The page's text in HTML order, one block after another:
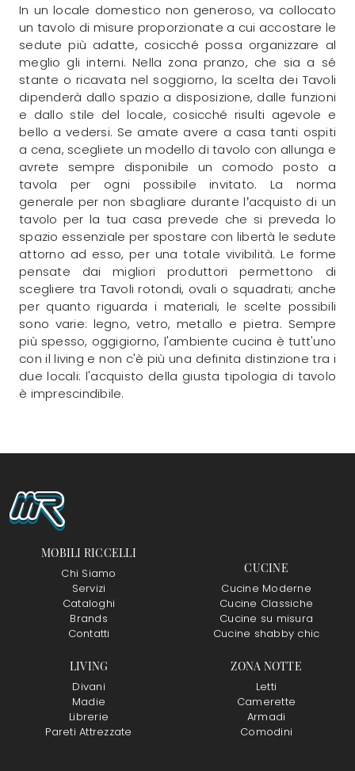
In un locale domestico non generoso, va collocato
un tavolo di misure proporzionate a cui accostare le
sedute più adatte, cosicché possa organizzare al
meglio gli interni. Nella zona pranzo, che sia a sé
stante o ricavata nel soggiorno, la scelta dei Tavoli
dipenderà dallo spazio a disposizione, dalle funzioni
e dallo stile del locale, cosicché risulti agevole e
bello a vedersi. Se amate avere a casa tanti ospiti
a cena, scegliete un modello di tavolo con allunga e
avrete sempre disponibile un comodo posto a
tavola per ogni possibile invitato. La norma
generale per non sbagliare durante l’acquisto di un
tavolo per la tua casa prevede che si preveda lo
spazio essenziale per spostare con libertà le sedute
attorno ad esso, per una totale vivibilità. Le forme
pensate dai migliori produttori permettono di
scegliere tra Tavoli rotondi, ovali o squadrati; anche
per quanto riguarda i materiali, le scelte possibili
sono varie: legno, vetro, metallo e pietra. Sempre
più spesso, oggigiorno, l'ambiente cucina è tutt'uno
con il living e non c'è più una definita distinzione tra i
due locali: l'acquisto della giusta tipologia di tavolo
è imprescindibile.
MOBILI RICCELLI
Chi Siamo
Servizi
Cataloghi
Brands
Contatti
CUCINE
Cucine Moderne
Cucine Classiche
Cucine su misura
Cucine shabby chic
LIVING
Divani
Madie
Librerie
Pareti Attrezzate
ZONA NOTTE
Letti
Camerette
Armadi
Comodini